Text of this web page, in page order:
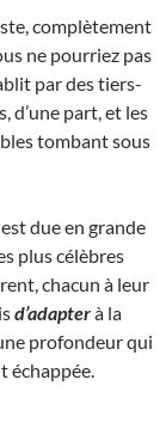
complètement
ne pourriez pas
par des tiers-
d’une part, et les
tombant sous
est due en grande
plus célèbres
chacun à leur
d’adapterà la
profondeur qui
échappée.